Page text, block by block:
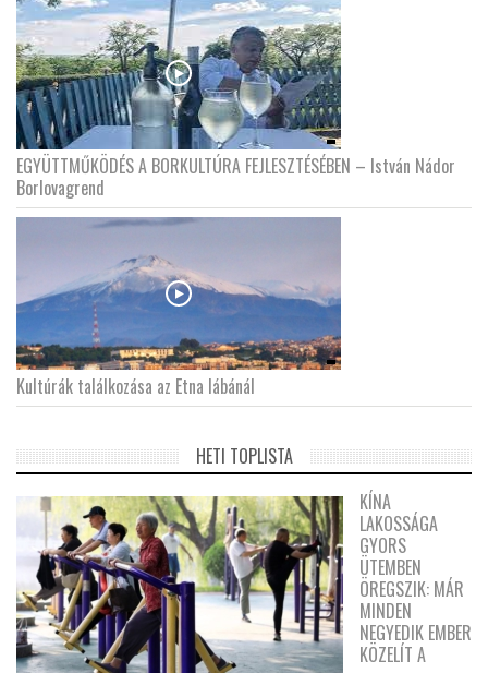
EGYÜTTMŰKÖDÉS A BORKULTÚRA FEJLESZTÉSÉBEN – István Nádor
Borlovagrend
Kultúrák találkozása az Etna lábánál
HETI TOPLISTA
KÍNA
LAKOSSÁGA
GYORS
ÜTEMBEN
ÖREGSZIK: MÁR
MINDEN
NEGYEDIK EMBER
KÖZELÍT A